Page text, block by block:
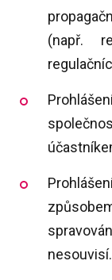
(např.
nesouvisí.